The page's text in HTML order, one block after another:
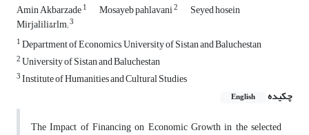
Amin Akbarzade1 Mosayeb pahlavani2 Seyed hosein
Mirjalili&rlm;3
1Department of Economics, University of Sistan and Baluchestan
2University of Sistan and Baluchestan
3Institute of Humanities and Cultural Studies
چکیده
English
The Impact of Financing on Economic Growth in the selected